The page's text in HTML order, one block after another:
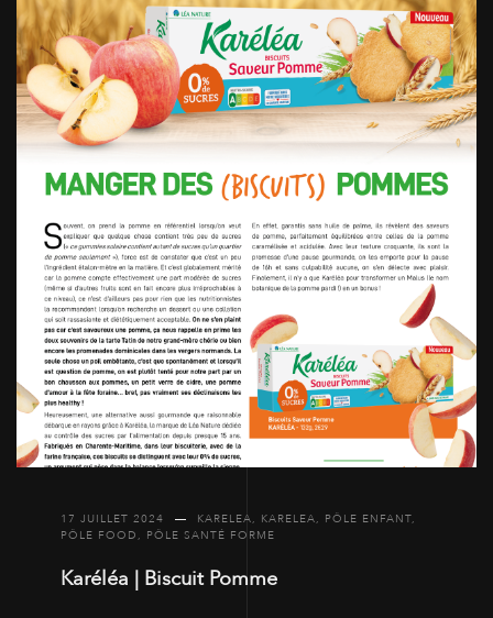
17 JUILLET 2024 KARELEA, KARELEA, PÔLE ENFANT,
PÔLE FOOD, PÔLE SANTÉ FORME
Karéléa | Biscuit Pomme